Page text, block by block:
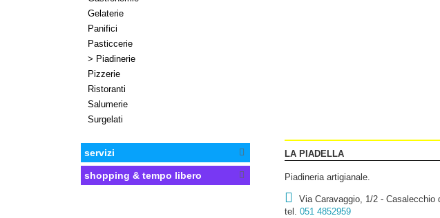
Gelaterie
Panifici
Pasticcerie
> Piadinerie
Pizzerie
Ristoranti
Salumerie
Surgelati
servizi
shopping & tempo libero
LA PIADELLA
Piadineria artigianale.
Via Caravaggio, 1/2 - Casalecchio
tel. 051 4852959